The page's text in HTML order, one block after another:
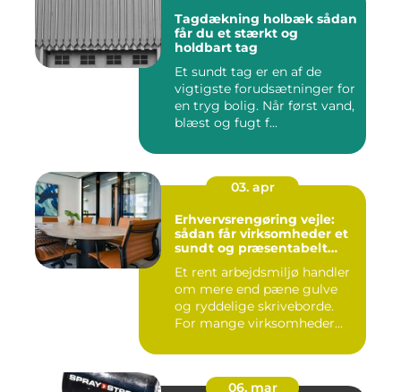
Tagdækning holbæk sådan
får du et stærkt og
holdbart tag
Et sundt tag er en af de
vigtigste forudsætninger for
en tryg bolig. Når først vand,
blæst og fugt f...
03. apr
Erhvervsrengøring vejle:
sådan får virksomheder et
sundt og præsentabelt
Et rent arbejdsmiljø handler
om mere end pæne gulve
og ryddelige skriveborde.
For mange virksomheder...
06. mar